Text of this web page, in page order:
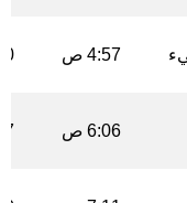
4:57 ص
6:06 ص